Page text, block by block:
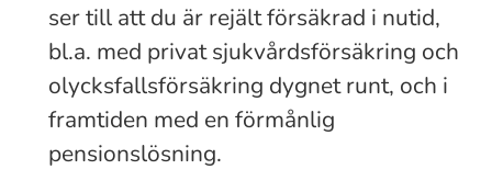
ser till att du är rejält försäkrad i nutid,
bl.a. med privat sjukvårdsförsäkring och
olycksfallsförsäkring dygnet runt, och i
framtiden med en förmånlig
pensionslösning.